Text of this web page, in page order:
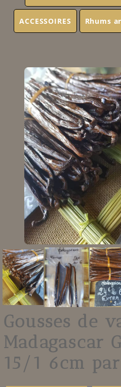
ACCESSOIRES Rhums
Gousses de
Madagascar
15/1 6cm